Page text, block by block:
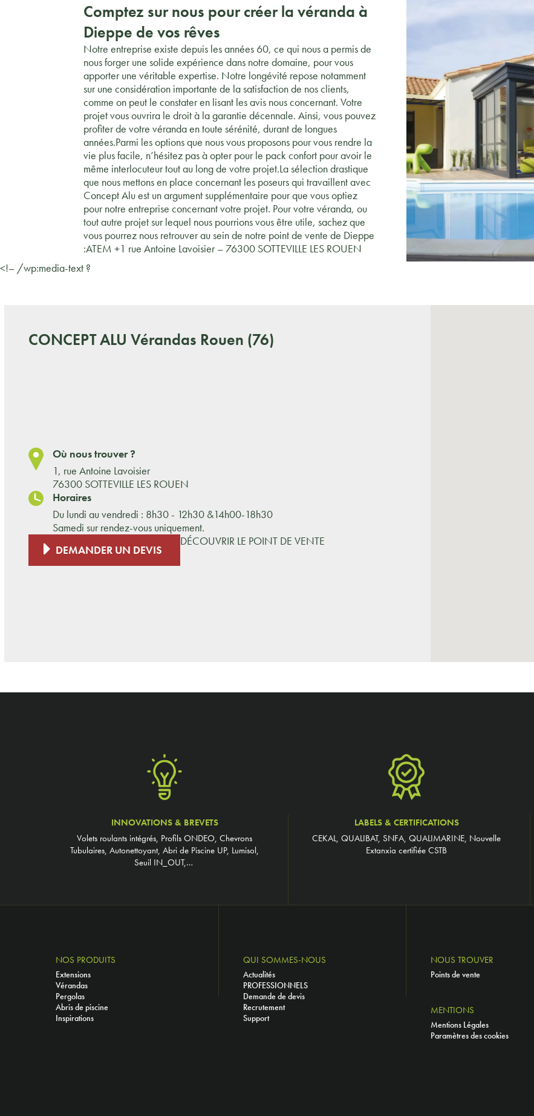
Comptez sur nous pour créer la véranda à
Dieppe de vos rêves
Notre entreprise existe depuis les années 60, ce qui nous a permis de
nous forger une solide expérience dans notre domaine, pour vous
apporter une véritable expertise. Notre longévité repose notamment
sur une considération importante de la satisfaction de nos clients,
comme on peut le constater en lisant les avis nous concernant. Votre
projet vous ouvrira le droit à la garantie décennale. Ainsi, vous pouvez
profiter de votre véranda en toute sérénité, durant de longues
années.Parmi les options que nous vous proposons pour vous rendre la
vie plus facile, n’hésitez pas à opter pour le pack confort pour avoir le
même interlocuteur tout au long de votre projet.La sélection drastique
que nous mettons en place concernant les poseurs qui travaillent avec
Concept Alu est un argument supplémentaire pour que vous optiez
pour notre entreprise concernant votre projet. Pour votre véranda, ou
tout autre projet sur lequel nous pourrions vous être utile, sachez que
vous pourrez nous retrouver au sein de notre point de vente de Dieppe
:ATEM +1 rue Antoine Lavoisier – 76300 SOTTEVILLE LES ROUEN
<!– /wp:media-text ?
CONCEPT ALU Vérandas Rouen (76)
Où nous trouver ?
1, rue Antoine Lavoisier
76300 SOTTEVILLE LES ROUEN
Horaires
Du lundi au vendredi : 8h30 - 12h30 &14h00-18h30
Samedi sur rendez-vous uniquement.
DEMANDER UN DEVIS
DÉCOUVRIR LE POINT DE VENTE
INNOVATIONS & BREVETS
Volets roulants intégrés, Profils ONDEO, Chevrons
Tubulaires, Autonettoyant, Abri de Piscine UP, Lumisol,
Seuil IN_OUT,…
LABELS & CERTIFICATIONS
CEKAL, QUALIBAT, SNFA, QUALIMARINE, Nouvelle
Extanxia certifiée CSTB
NOS PRODUITS
Extensions
Vérandas
Pergolas
Abris de piscine
Inspirations
QUI SOMMES-NOUS
Actualités
PROFESSIONNELS
Demande de devis
Recrutement
Support
NOUS TROUVER
Points de vente
MENTIONS
Mentions Légales
Paramètres des cookies